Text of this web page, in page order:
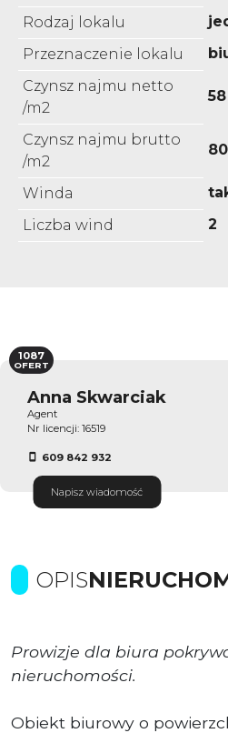
Rodzaj lokalu
Przeznaczenie lokalu
Czynsz najmu netto
/m2
Czynsz najmu brutto
/m2
Winda
Liczba wind
2
Anna Skwarciak
Agent
Nr licencji: 16519
609 842 932
Napisz wiadomość
1087
OFERT
OPIS
Prowizje dla biura
nieruchomości.
Obiekt biurowy o